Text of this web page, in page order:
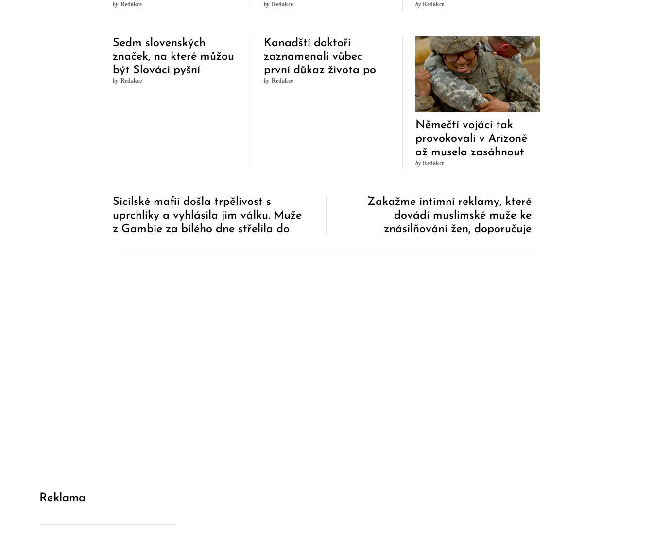
by Redakce
toho, co se odehrálo, je
smutno nejen
samotným Italům
by Redakce by Redakce
Sedm slovenských
značek, na které můžou
být Slováci pyšní
by Redakce
Kanadští doktoři
zaznamenali vůbec
první důkaz života po
smrti
by Redakce
Němečtí vojáci tak
provokovali v Arizoně
až musela zasáhnout
FBI
by Redakce
Post
Navigation
Sicilské mafii došla trpělivost s
uprchlíky a vyhlásila jim válku. Muže
z Gambie za bílého dne střelila do
Zakažme intimní reklamy, které
dovádí muslimské muže ke
znásilňování žen, doporučuje
Reklama